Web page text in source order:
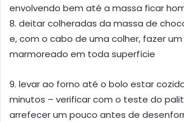
envolvendo bem até a massa ficar
8. deitar colheradas da massa de
e, com o cabo de uma colher, fazer
marmoreado em toda superfície
9. levar ao forno até o bolo estar
minutos – verificar com o teste do
arrefecer um pouco antes de